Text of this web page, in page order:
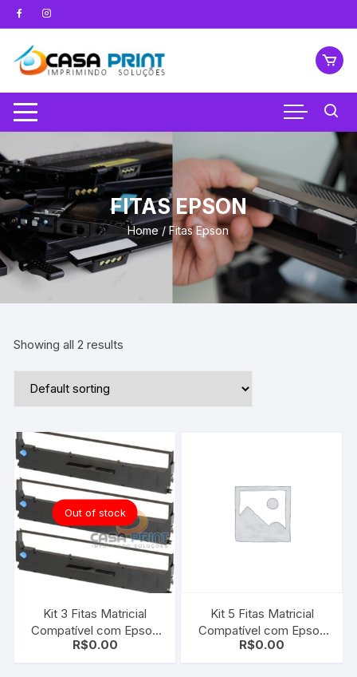
Pular
para
conteúdo
FITAS EPSON
Home/ Fitas Epson
Showing all 2 results
Out of stock
Kit 3 Fitas Matricial
Compatível com Epson
S015631
R$0.00
Kit 5 Fitas Matricial
Compatível com Epson
ERC-05
R$0.00